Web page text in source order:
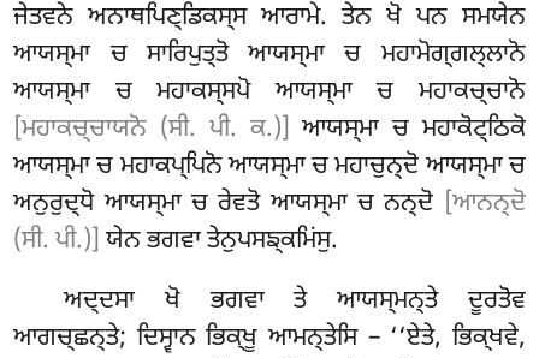
ਜੇਤਵਨੇ ਅਨਾਥਪਿਣ੍ਡਿਕਸ੍ਸ ਆਰਾਮੇ. ਤੇਨ ਖੋ ਪਨ ਸਮਯੇਨ
ਆਯਸ੍ਮਾ ਚ ਸਾਰਿਪੁਤ੍ਤੋ ਆਯਸ੍ਮਾ ਚ ਮਹਾਮੋਗ੍ਗਲ੍ਲਾਨੋ
ਆਯਸ੍ਮਾ ਚ ਮਹਾਕਸ੍ਸਪੋ ਆਯਸ੍ਮਾ ਚ ਮਹਾਕਚ੍ਚਾਨੋ
[ਮਹਾਕਚ੍ਚਾਯਨੋ (ਸੀ. ਪੀ. ਕ.)] ਆਯਸ੍ਮਾ ਚ ਮਹਾਕੋਟ੍ਠਿਕੋ
ਆਯਸ੍ਮਾ ਚ ਮਹਾਕਪ੍ਪਿਨੋ ਆਯਸ੍ਮਾ ਚ ਮਹਾਚੁਨ੍ਦੋ ਆਯਸ੍ਮਾ ਚ
ਅਨੁਰੁਦ੍ਧੋ ਆਯਸ੍ਮਾ ਚ ਰੇਵਤੋ ਆਯਸ੍ਮਾ ਚ ਨਨ੍ਦੋ [ਆਨਨ੍ਦੋ
(ਸੀ. ਪੀ.)] ਯੇਨ ਭਗਵਾ ਤੇਨੁਪਸਙ੍ਕਮਿਂਸੁ.
ਅਦ੍ਦਸਾਖੋ ਭਗਵਾ ਤੇ ਆਯਸ੍ਮਨ੍ਤੇ ਦੂਰਤੋਵ
ਆਗਚ੍ਛਨ੍ਤੇ; ਦਿਸ੍ਵਾਨ ਭਿਕ੍ਖੂ ਆਮਨ੍ਤੇਸਿ – ‘‘ਏਤੇ, ਭਿਕ੍ਖਵੇ,